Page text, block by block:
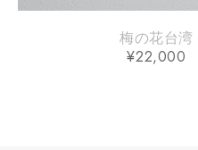
梅の花台湾
¥22,000